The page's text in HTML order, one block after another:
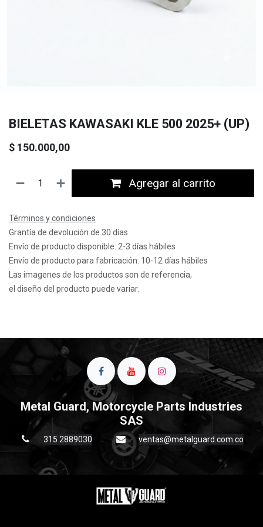
BIELETAS KAWASAKI KLE 500 2025+ (UP)
$ 150.000,00
Agregar al carrito
Términos y condiciones
Grantía de devolución de 30 días
Envío de producto disponible: 2-3 días hábiles
Envío de producto para fabricación: 10-12 días hábiles
Las imagenes de los productos son de referencia,
el diseño del producto puede variar.
Metal Guard, Motorcycle Parts Industries
SAS
315 2889030 ventas@metalguard.com.co